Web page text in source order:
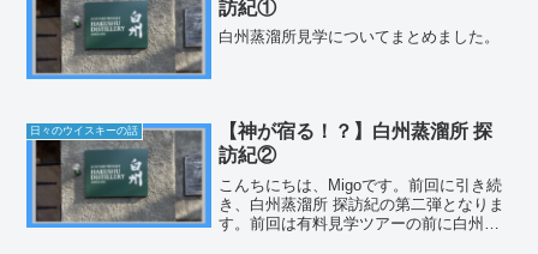
訪紀①
白州蒸溜所見学についてまとめました。
日々のウイスキーの話
【神が宿る！？】白州蒸溜所 探
訪紀②
こんちにちは、Migoです。前回に引き続
き、白州蒸溜所 探訪紀の第二弾となりま
す。前回は有料見学ツアーの前に白州蒸